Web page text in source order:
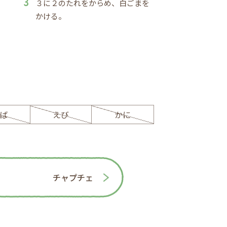
３に２のたれをからめ、白ごまを
かける。
えび かに
チャプチェ